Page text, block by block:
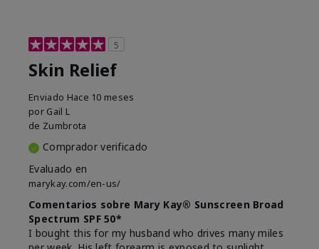
5
Skin Relief
Enviado Hace 10 meses
por Gail L
de Zumbrota
Comprador verificado
Evaluado en
marykay.com/en-us/
Comentarios sobre Mary Kay® Sunscreen Broad
Spectrum SPF 50*
I bought this for my husband who drives many miles